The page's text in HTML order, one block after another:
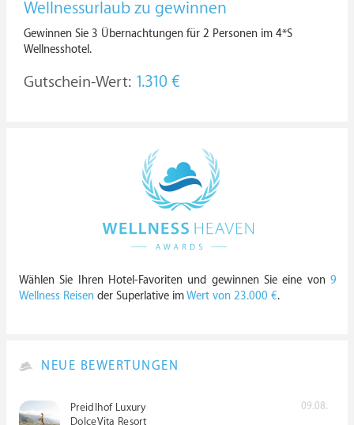
Wellnessurlaub zu gewinnen
Gewinnen Sie 3 Übernachtungen für 2 Personen im 4*S
Wellnesshotel.
Gutschein-Wert: 1.310 €
Wählen Sie Ihren Hotel-Favoriten und gewinnen Sie eine von 9
Wellness Reisen der Superlative imWert von 23.000 €.
NEUE BEWERTUNGEN
Preidlhof Luxury
DolceVita Resort
09.08.